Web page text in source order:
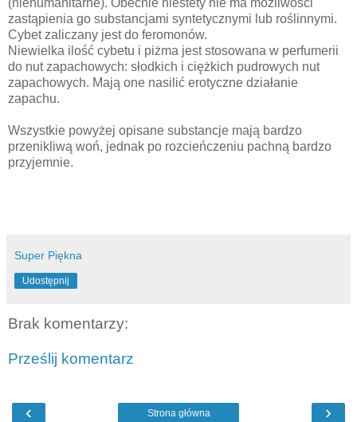
(niehumanitarne). Obecnie niestety nie ma możliwości
zastąpienia go substancjami syntetycznymi lub roślinnymi.
Cybet zaliczany jest do feromonów.
Niewielka ilość cybetu i piżma jest stosowana w perfumerii
do nut zapachowych: słodkich i ciężkich pudrowych nut
zapachowych. Mają one nasilić erotyczne działanie
zapachu.
Wszystkie powyżej opisane substancje mają bardzo
przenikliwą woń, jednak po rozcieńczeniu pachną bardzo
przyjemnie.
Super Piękna
Udostępnij
Brak komentarzy:
Prześlij komentarz
‹ ›
Strona główna